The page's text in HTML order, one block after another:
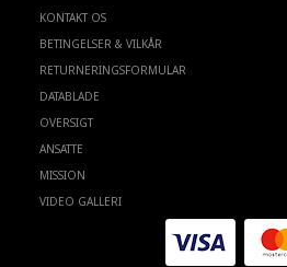
KONTAKT OS
BETINGELSER & VILKÅR
RETURNERINGSFORMULAR
DATABLADE
OVERSIGT
ANSATTE
MISSION
VIDEO GALLERI